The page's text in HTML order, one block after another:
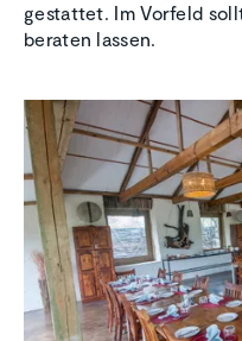
gestattet. Im Vorfeld
beraten lassen.